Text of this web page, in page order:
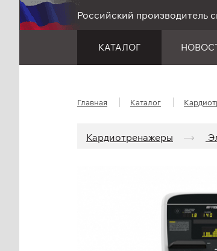
Российский производитель
КАТАЛОГ
Главная Каталог
Кардио­тренажеры